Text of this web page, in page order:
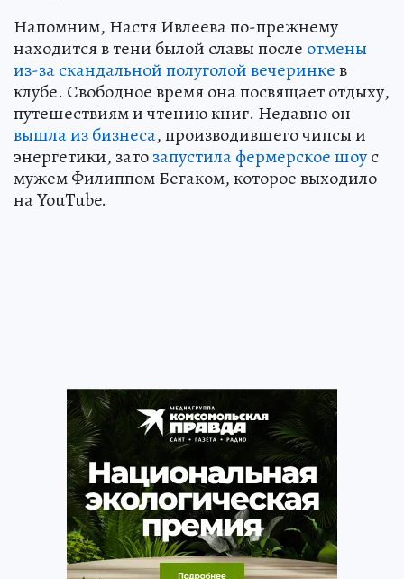
Напомним, Настя Ивлеева по-прежнему
находится в тени былой славы после отмены
из-за скандальной полуголой вечеринкев
клубе. Свободное время она посвящает отдыху,
путешествиям и чтению книг. Недавно он
вышла из бизнеса, производившего чипсы и
энергетики, затозапустила фермерское шоус
мужем Филиппом Бегаком, которое выходило
на YouTube.